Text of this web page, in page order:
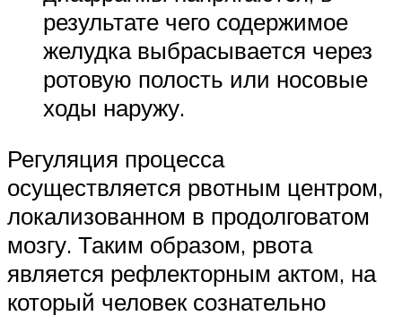
результате чего содержимое
желудка выбрасывается через
ротовую полость или носовые
ходы наружу.
Регуляция процесса
осуществляется рвотным центром,
локализованном в продолговатом
мозгу. Таким образом, рвота
является рефлекторным актом, на
который человек сознательно